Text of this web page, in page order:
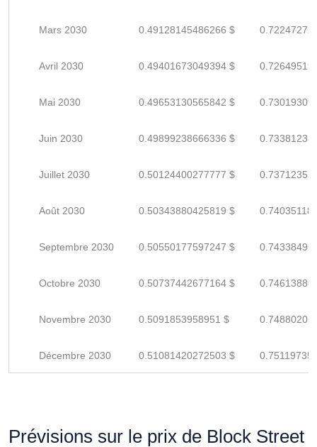
Mars 2030 0.49128145486266 $
Avril 2030 0.49401673049394 $
Mai 2030 0.49653130565842 $
Juin 2030 0.49899238666336 $
Juillet 2030 0.50124400277777 $
Août 2030 0.50343880425819 $
Septembre 2030 0.50550177597247 $
Octobre 2030 0.50737442677164 $
Novembre 2030 0.5091853958951 $
Décembre 2030 0.51081420272503 $
Prévisions sur le prix de Block Street